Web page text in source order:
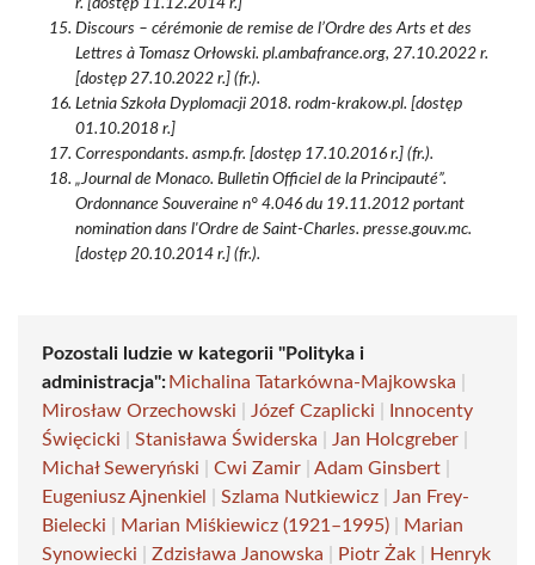
r. [dostęp 11.12.2014 r.]
Discours – cérémonie de remise de l’Ordre des Arts et des
Lettres à Tomasz Orłowski. pl.ambafrance.org, 27.10.2022 r.
[dostęp 27.10.2022 r.] (fr.).
Letnia Szkoła Dyplomacji 2018. rodm-krakow.pl. [dostęp
01.10.2018 r.]
Correspondants. asmp.fr. [dostęp 17.10.2016 r.] (fr.).
„Journal de Monaco. Bulletin Officiel de la Principauté”.
Ordonnance Souveraine n° 4.046 du 19.11.2012 portant
nomination dans l'Ordre de Saint-Charles. presse.gouv.mc.
[dostęp 20.10.2014 r.] (fr.).
Pozostali ludzie w kategorii "Polityka i
administracja": Michalina Tatarkówna-Majkowska
Mirosław Orzechowski
Józef Czaplicki
Innocenty
Święcicki
Stanisława Świderska Jan Holcgreber
Michał Seweryński
Cwi Zamir Adam Ginsbert
Eugeniusz Ajnenkiel
Szlama Nutkiewicz
Jan Frey-
Bielecki
Marian Miśkiewicz (1921–1995)
Marian
Synowiecki
Zdzisława Janowska Piotr Żak
Henryk